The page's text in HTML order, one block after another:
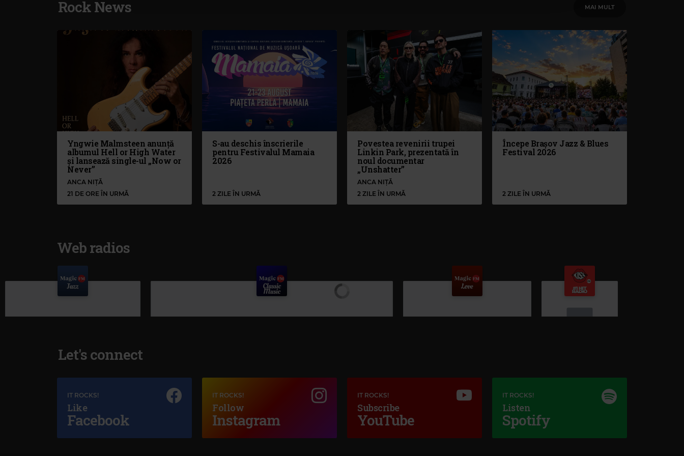
Rock News MAI MULT
Yngwie Malmsteen anunță
albumul Hell or High Water
și lansează single-ul „Now or
Never”
ANCA NIȚĂ
21 DE ORE ÎN URMĂ
S-au deschis înscrierile
pentru Festivalul Mamaia
2026
2 ZILE ÎN URMĂ
Povestea revenirii trupei
Linkin Park, prezentată în
noul documentar
„Unshatter”
ANCA NIȚĂ
2 ZILE ÎN URMĂ
Începe Brașov Jazz & Blues
Festival 2026
2 ZILE ÎN URMĂ
Web radios
UB40–CAN'T HELP FALLING IN LOVE
Let's connect
IT ROCKS!
Like
Facebook
IT ROCKS!
Follow
Instagram
IT ROCKS!
Subscribe
YouTube
IT ROCKS!
Listen
Spotify